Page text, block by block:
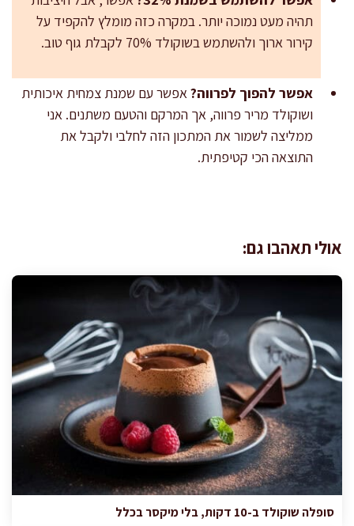
תהיה מעט נמוכה יותר. במקרה כזה מומלץ להקפיד על
קירור ארוך ולהשתמש בשוקולד 70% לקבלת גוף טוב.
אפשר להפוך לפרווה?אפשר עם שמנת צמחית איכותית
ושוקולד מריר פרווה, אך המרקם והטעם משתנים. אני
ממליצה לשמור את המתכון הזה לחלבי ולקבל את
התוצאה הכי קטיפתית.
אולי תאהבו גם:
סופלה שוקולד ב-10 דקות, בלי מיקסר בכלל